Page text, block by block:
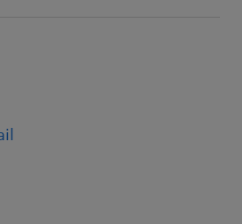
・改善経験
技術への関心
ベル～
ジニア経験(特にテスト自動
ィカルなシステムのQA経験 ・
善経験 ・ブロックチェーン技術
ネスレベル～